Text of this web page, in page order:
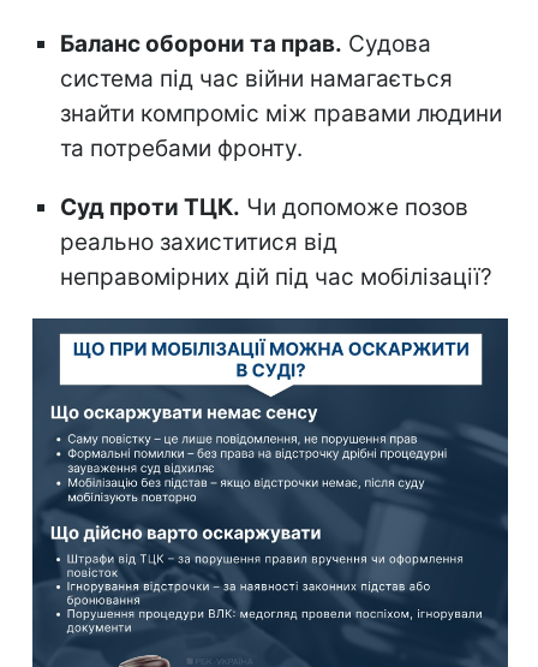
Баланс оборони та прав. Судова
система під час війни намагається
знайти компроміс між правами людини
та потребами фронту.
Суд проти ТЦК. Чи допоможе позов
реально захиститися від
неправомірних дій під час мобілізації?